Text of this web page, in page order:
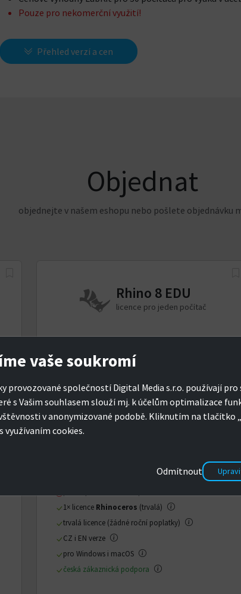
Pouze pro nekomerční využití!
Přehled verzí a cen
Objednat
objednejte v našem eshopu nebo pošlete objednávku
Rhino 8 EDU
licence pro jeden počítač
5 730 Kč
CZK EUR
1× licence Rhinoceros (trvalá)
trvalá licence (žádné roční poplatky)
CZ i EN verze
pro Windows i macOS
česká zákaznická podpora
vaše soukromí
provozované společností Digital Media s.r.o. používají pro
s Vašim souhlasem slouží mj. k účelům optimalizace
v anonymizované podobě. Kliknutím na tlačítko
využívaním cookies.
Odmítnout